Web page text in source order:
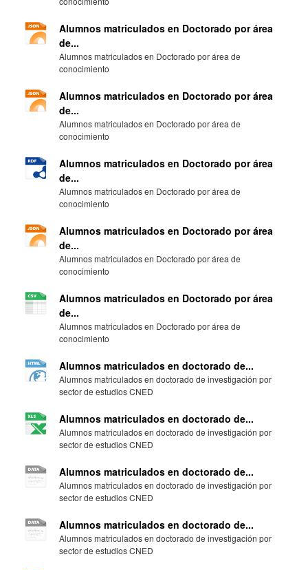
Alumnos matriculados en Doctorado por área
de...
Alumnos matriculados en Doctorado por área de
conocimiento
Alumnos matriculados en Doctorado por área
de...
Alumnos matriculados en Doctorado por área de
conocimiento
Alumnos matriculados en Doctorado por área
de...
Alumnos matriculados en Doctorado por área de
conocimiento
Alumnos matriculados en Doctorado por área
de...
Alumnos matriculados en Doctorado por área de
conocimiento
Alumnos matriculados en Doctorado por área
de...
Alumnos matriculados en Doctorado por área de
conocimiento
Alumnos matriculados en doctorado de...
Alumnos matriculados en doctorado de investigación por
sector de estudios CNED
Alumnos matriculados en doctorado de...
Alumnos matriculados en doctorado de investigación por
sector de estudios CNED
Alumnos matriculados en doctorado de...
Alumnos matriculados en doctorado de investigación por
sector de estudios CNED
Alumnos matriculados en doctorado de...
Alumnos matriculados en doctorado de investigación por
sector de estudios CNED